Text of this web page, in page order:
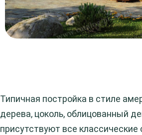
Типичная постройка в стиле
дерева, цоколь, облицованный
присутствуют все